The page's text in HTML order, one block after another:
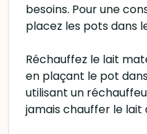
besoins. Pour une
placez les pots dans
Réchauffez le lait
en plaçant le pot
utilisant un
jamais chauffer le lait